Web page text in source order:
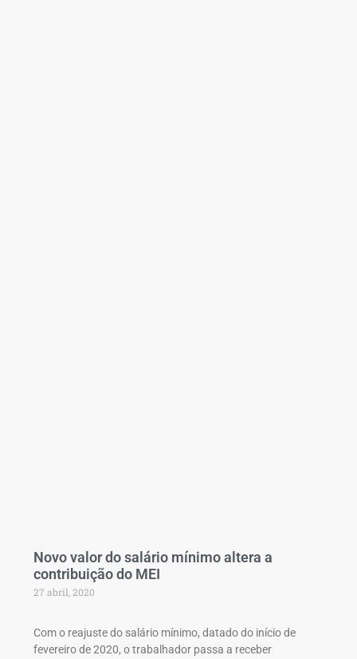
Novo valor do salário mínimo altera a
contribuição do MEI
27 abril, 2020
Com o reajuste do salário mínimo, datado do início de
fevereiro de 2020, o trabalhador passa a receber